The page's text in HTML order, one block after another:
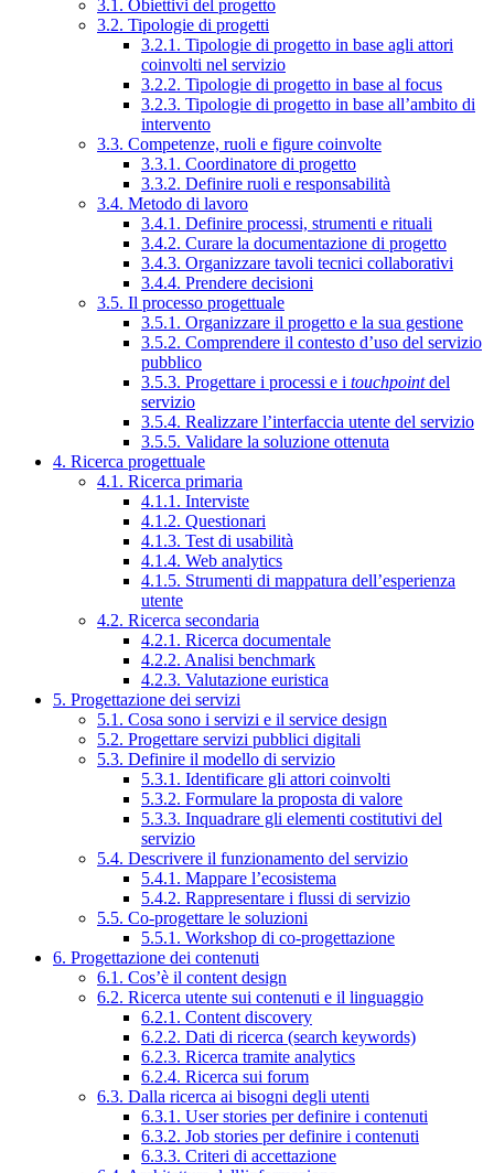
3.1. Obiettivi del progetto
3.2. Tipologie di progetti
3.2.1. Tipologie di progetto in base agli attori
coinvolti nel servizio
3.2.2. Tipologie di progetto in base al focus
3.2.3. Tipologie di progetto in base all’ambito di
intervento
3.3. Competenze, ruoli e figure coinvolte
3.3.1. Coordinatore di progetto
3.3.2. Definire ruoli e responsabilità
3.4. Metodo di lavoro
3.4.1. Definire processi, strumenti e rituali
3.4.2. Curare la documentazione di progetto
3.4.3. Organizzare tavoli tecnici collaborativi
3.4.4. Prendere decisioni
3.5. Il processo progettuale
3.5.1. Organizzare il progetto e la sua gestione
3.5.2. Comprendere il contesto d’uso del servizio
pubblico
3.5.3. Progettare i processi e i touchpointdel
servizio
3.5.4. Realizzare l’interfaccia utente del servizio
3.5.5. Validare la soluzione ottenuta
4. Ricerca progettuale
4.1. Ricerca primaria
4.1.1. Interviste
4.1.2. Questionari
4.1.3. Test di usabilità
4.1.4. Web analytics
4.1.5. Strumenti di mappatura dell’esperienza
utente
4.2. Ricerca secondaria
4.2.1. Ricerca documentale
4.2.2. Analisi benchmark
4.2.3. Valutazione euristica
5. Progettazione dei servizi
5.1. Cosa sono i servizi e il service design
5.2. Progettare servizi pubblici digitali
5.3. Definire il modello di servizio
5.3.1. Identificare gli attori coinvolti
5.3.2. Formulare la proposta di valore
5.3.3. Inquadrare gli elementi costitutivi del
servizio
5.4. Descrivere il funzionamento del servizio
5.4.1. Mappare l’ecosistema
5.4.2. Rappresentare i flussi di servizio
5.5. Co-progettare le soluzioni
5.5.1. Workshop di co-progettazione
6. Progettazione dei contenuti
6.1. Cos’è il content design
6.2. Ricerca utente sui contenuti e il linguaggio
6.2.1. Content discovery
6.2.2. Dati di ricerca (search keywords)
6.2.3. Ricerca tramite analytics
6.2.4. Ricerca sui forum
6.3. Dalla ricerca ai bisogni degli utenti
6.3.1. User stories per definire i contenuti
6.3.2. Job stories per definire i contenuti
6.3.3. Criteri di accettazione